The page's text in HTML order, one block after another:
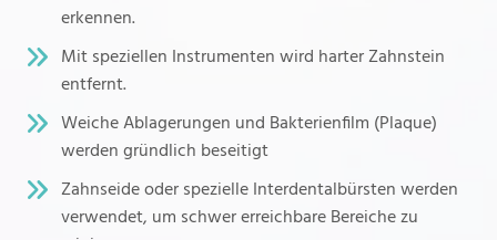
erkennen.
Mit speziellen Instrumenten wird harter Zahnstein
entfernt.
Weiche Ablagerungen und Bakterienfilm (Plaque)
werden gründlich beseitigt
Zahnseide oder spezielle Interdentalbürsten werden
verwendet, um schwer erreichbare Bereiche zu